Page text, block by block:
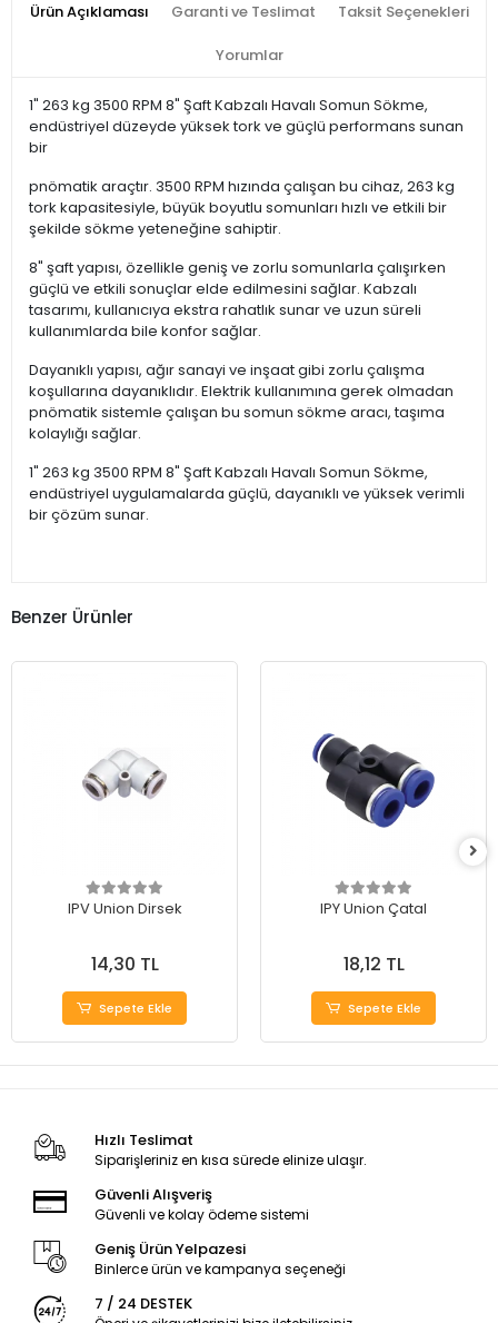
Ürün Açıklaması Garanti ve Teslimat Taksit Seçenekleri
Yorumlar
1" 263 kg 3500 RPM 8" Şaft Kabzalı Havalı Somun Sökme,
endüstriyel düzeyde yüksek tork ve güçlü performans sunan
bir
pnömatik araçtır. 3500 RPM hızında çalışan bu cihaz, 263 kg
tork kapasitesiyle, büyük boyutlu somunları hızlı ve etkili bir
şekilde sökme yeteneğine sahiptir.
8" şaft yapısı, özellikle geniş ve zorlu somunlarla çalışırken
güçlü ve etkili sonuçlar elde edilmesini sağlar. Kabzalı
tasarımı, kullanıcıya ekstra rahatlık sunar ve uzun süreli
kullanımlarda bile konfor sağlar.
Dayanıklı yapısı, ağır sanayi ve inşaat gibi zorlu çalışma
koşullarına dayanıklıdır. Elektrik kullanımına gerek olmadan
pnömatik sistemle çalışan bu somun sökme aracı, taşıma
kolaylığı sağlar.
1" 263 kg 3500 RPM 8" Şaft Kabzalı Havalı Somun Sökme,
endüstriyel uygulamalarda güçlü, dayanıklı ve yüksek verimli
bir çözüm sunar.
Benzer Ürünler
IPV Union Dirsek
14,30 TL
Sepete Ekle
IPY Union Çatal
18,12 TL
Sepete Ekle
Hızlı Teslimat
Siparişleriniz en kısa sürede elinize ulaşır.
Güvenli Alışveriş
Güvenli ve kolay ödeme sistemi
Geniş Ürün Yelpazesi
Binlerce ürün ve kampanya seçeneği
7 / 24 DESTEK